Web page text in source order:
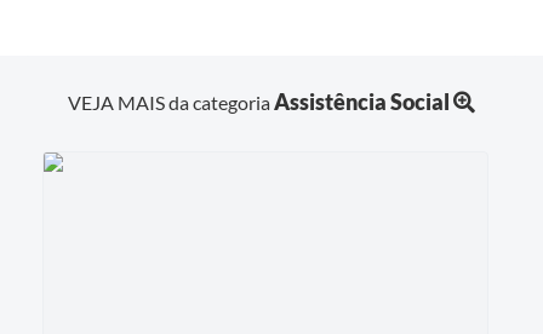
VEJA MAIS da categoriaAssistência Social